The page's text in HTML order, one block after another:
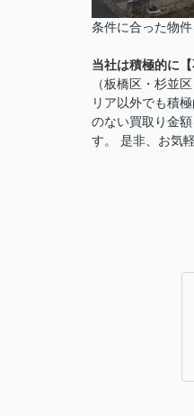
条件に合った物
当社は積極的に
（板橋区・杉並
リア以外でも積
のない買取り金
す。 是非、お気